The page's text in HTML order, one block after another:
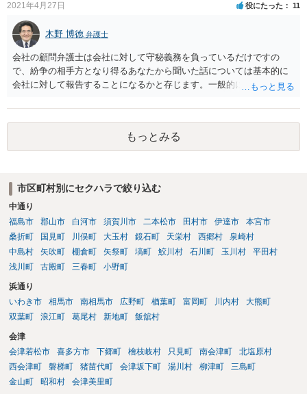
2021年4月27日 役にたった 11
木野 博徳 弁護士
会社の顧問弁護士は会社に対して守秘義務を負っているだけですの
で、紛争の相手方となり得るあなたから聞いた話については基本的に
会社に対して報告することになるかと存じます。一般的に弁護士かぎ
ってはあるかもしれませんが、相手方に誤解を与える可能性があり、
利益相反の問題が生じうるのでそういった要請は拒絶する場合が大半
でしょうし、とりわけ今回の状況において弁護士かぎりの話にしてほ
しいという要望を受け容れる弁護士はほとんどいないと思います。 会
れるでしょうから、結局のところ、関係資料等をまとめて一度弁護士
に相談した上で、事案の見通し等を示してもらい、訴訟するかどうか
を早急に決断された方が良いかと存じます。訴訟提起を選択される場
合は、通常、会社が隠蔽のため過去の記録を廃棄すること等を防ぐた
め、弁護士と相談の上、訴え提起前の証拠保全の要否等を検討するこ
とになります。 いずれにせよ、あなたの動きを悟られた場合、少なく
とも一般論としては会社が隠蔽工作を行う可能性があるため、慎重な
もっとみる
市区町村別にセクハラで絞り込む
中通り
福島市
郡山市 白河市 須賀川市 二本松市 田村市 伊達市
本宮市
桑折町
国見町 川俣町 大玉村 鏡石町 天栄村 西郷村
泉崎村
中島村
矢吹町 棚倉町 矢祭町 塙町 鮫川村 石川町 玉川村
平田村
浅川町
古殿町 三春町 小野町
浜通り
いわき市
相馬市 南相馬市 広野町 楢葉町 富岡町 川内村
大熊町
双葉町
浪江町 葛尾村 新地町 飯舘村
会津
会津若松市
喜多方市 下郷町 檜枝岐村 只見町 南会津町
北塩原村
西会津町
磐梯町 猪苗代町 会津坂下町 湯川村 柳津町
三島町
金山町
昭和村 会津美里町